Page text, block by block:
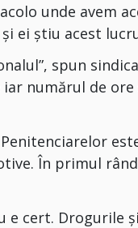
unde avem
ei știu acest
spun
numărul de
În primul
e cert. Drogurile